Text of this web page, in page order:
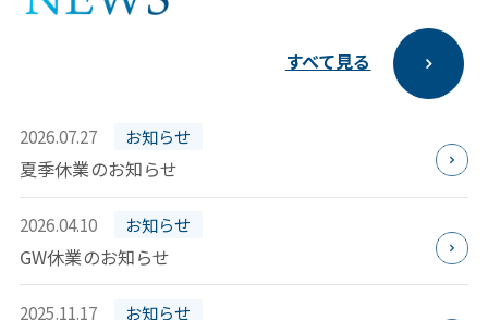
すべて見る
2026.07.27 お知らせ
夏季休業のお知らせ
2026.04.10 お知らせ
GW休業のお知らせ
2025.11.17 お知らせ